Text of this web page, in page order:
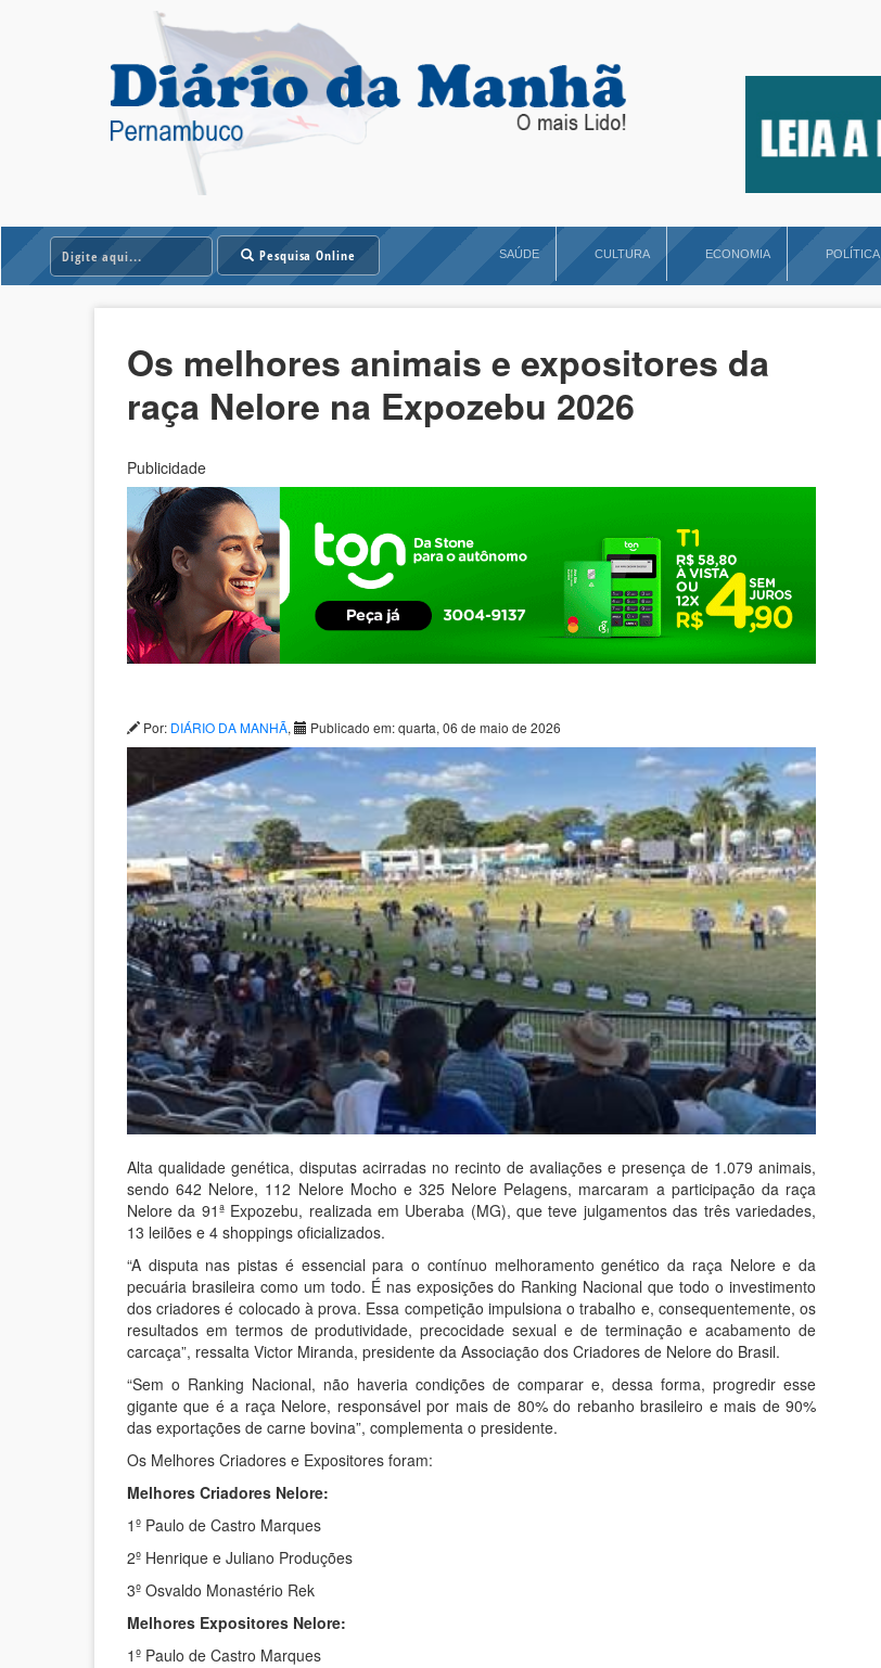
Pesquisa Online SAÚDE CULTURA ECONOMIA POLÍTICA
Os melhores animais e expositores da
raça Nelore na Expozebu 2026
Publicidade
Por: DIÁRIO DA MANHÃ, Publicado em: quarta, 06 de maio de 2026
Alta qualidade genética, disputas acirradas no recinto de avaliações e presença de 1.079 animais,
sendo 642 Nelore, 112 Nelore Mocho e 325 Nelore Pelagens, marcaram a participação da raça
Nelore da 91ª Expozebu, realizada em Uberaba (MG), que teve julgamentos das três variedades,
13 leilões e 4 shoppings oficializados.
“A disputa nas pistas é essencial para o contínuo melhoramento genético da raça Nelore e da
pecuária brasileira como um todo. É nas exposições do Ranking Nacional que todo o investimento
dos criadores é colocado à prova. Essa competição impulsiona o trabalho e, consequentemente, os
resultados em termos de produtividade, precocidade sexual e de terminação e acabamento de
carcaça”, ressalta Victor Miranda, presidente da Associação dos Criadores de Nelore do Brasil.
“Sem o Ranking Nacional, não haveria condições de comparar e, dessa forma, progredir esse
gigante que é a raça Nelore, responsável por mais de 80% do rebanho brasileiro e mais de 90%
das exportações de carne bovina”, complementa o presidente.
Os Melhores Criadores e Expositores foram:
Melhores Criadores Nelore:
1º Paulo de Castro Marques
2º Henrique e Juliano Produções
3º Osvaldo Monastério Rek
Melhores Expositores Nelore:
1º Paulo de Castro Marques